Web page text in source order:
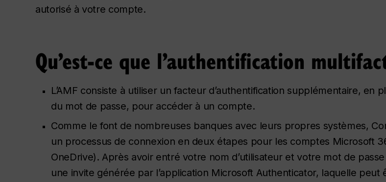
autorisé à votre compte.
Qu’est-ce que l’authentification
L’AMF consiste à utiliser un facteur d’authentification supplémentaire, en
du mot de passe, pour accéder à un compte.
Comme le font de nombreuses banques avec leurs propres systèmes,
un processus de connexion en deux étapes pour les comptes Microsoft
OneDrive). Après avoir entré votre nom d’utilisateur et votre mot de
une invite générée par l’application Microsoft Authenticator, laquelle